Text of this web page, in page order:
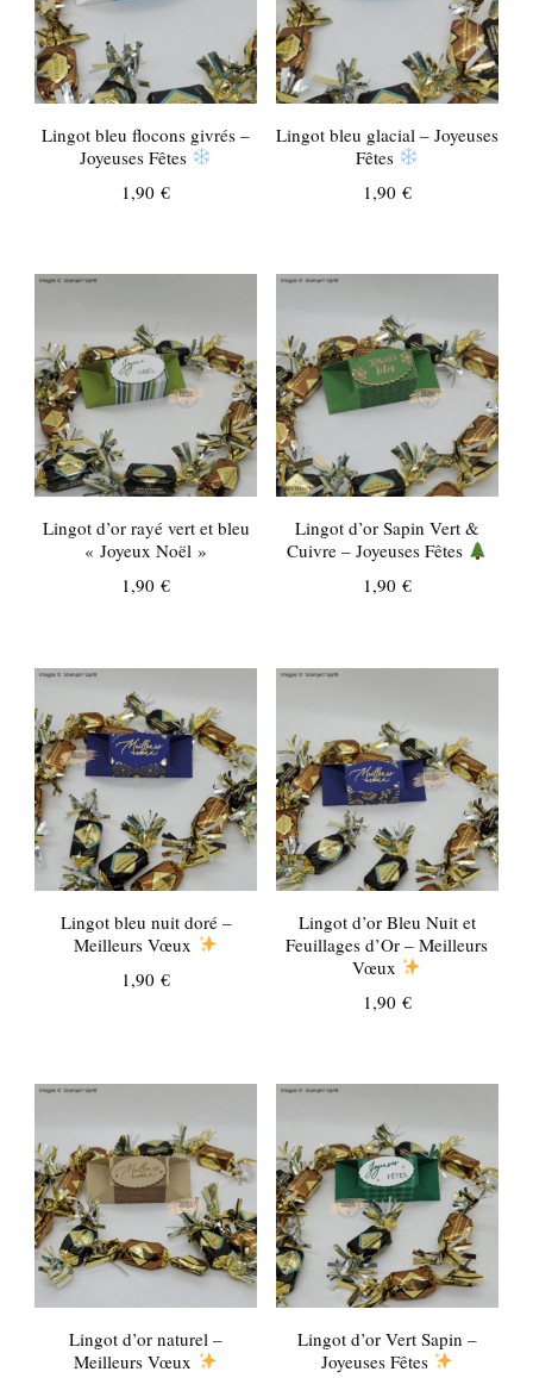
Lingot bleu flocons givrés –
Joyeuses Fêtes
1,90€
Lingot bleu glacial – Joyeuses
Fêtes
1,90 €
Lingot d’or rayé vert et bleu
« Joyeux Noël »
1,90€
Lingot d’or Sapin Vert &
Cuivre – Joyeuses Fêtes
1,90 €
Lingot bleu nuit doré –
Meilleurs Vœux
1,90€
Lingot d’or Bleu Nuit et
Feuillages d’Or – Meilleurs
Vœux
1,90 €
Lingot d’or naturel –
Meilleurs Vœux
Lingot d’or Vert Sapin –
Joyeuses Fêtes